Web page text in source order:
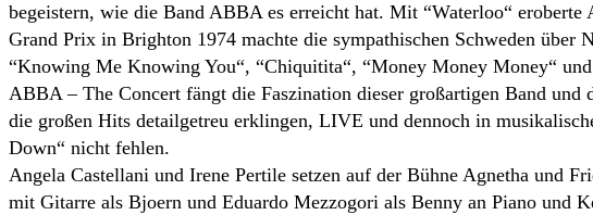
begeistern, wie die Band ABBA es erreicht hat. Mit “Waterloo“
Grand Prix in Brighton 1974 machte die sympathischen Schweden
“Knowing Me Knowing You“, “Chiquitita“, “Money Money Money“
ABBA – The Concert fängt die Faszination dieser großartigen Band
die großen Hits detailgetreu erklingen, LIVE und dennoch in
Down“ nicht fehlen.
Angela Castellani und Irene Pertile setzen auf der Bühne Agnetha und
mit Gitarre als Bjoern und Eduardo Mezzogori als Benny an Piano und